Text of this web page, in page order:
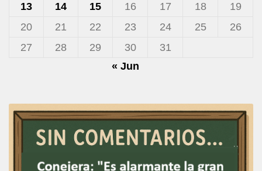
13
14 15 16 17 18
19
20
21 22 23 24 25
26
27
28 29 30
31
« Jun